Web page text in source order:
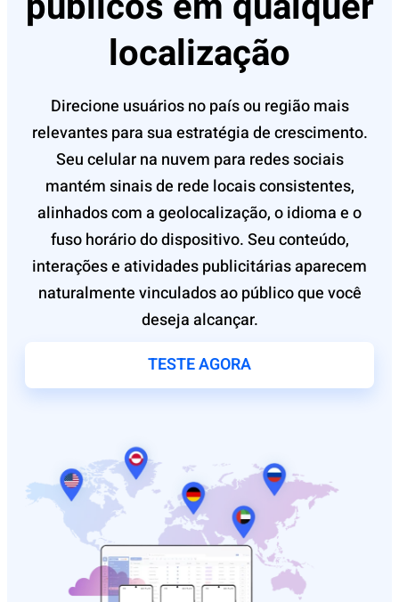
localização
Direcione usuários no país ou região mais
relevantes para sua estratégia de crescimento.
Seu celular na nuvem para redes sociais
mantém sinais de rede locais consistentes,
alinhados com a geolocalização, o idioma e o
fuso horário do dispositivo. Seu conteúdo,
interações e atividades publicitárias aparecem
naturalmente vinculados ao público que você
deseja alcançar.
TESTE AGORA